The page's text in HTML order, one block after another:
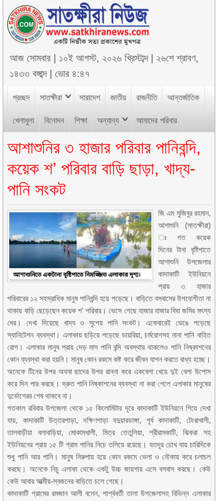
আজসোমবার ১০ই আগস্ট, ২০২৬ খ্রিস্টাব্দ| ২৬শে শ্রাবণ,
১৪৩৩ বঙ্গাব্দ|ভোর ৪:৪৭
প্রচ্ছদ সাতক্ষীরা সারাদেশ জাতীয় রাজনীতি আন্তর্জাতিক
খেলাধুলা বিনোদন শিক্ষা অন্যান্য আমাদের পরিবার
আশাশুনির ৩ হাজার পরিবার পানিবন্দি,
কয়েক শ’ পরিবার বাড়ি ছাড়া, খাদ্য-
পানি সংকট
জি এম মুজিবুর রহমান,
আশাশুনি (সাতক্ষীরা)
ঃ গত কয়েক
দিনের টানা বৃষ্টিপাতে
আশাশুনি উপজেলার
কাদাকাটি ইউনিয়নে
প্রায় ৩ হাজার
পরিবারের ১২ সহস্রাধিক মানুষ পানিবন্দি হয়ে পড়েছে। বাড়িতে বসবাসের উপযোগীতা না
থাকায় বাড়ি ছেড়েছেন কয়েক শ’ পরিবার। ভেসে গেছে হাজার হাজার বিঘা জমির মৎস্য
ঘের। দেখা দিয়েছে খাদ্য ও সুপেয় পানি সংকট। একেবারেই ভেঙে পড়েছে
স্যানিটেশন ব্যবস্থা। এলাকায় ছড়িয়ে পড়েছে ডায়রিয়া, চর্মরোগসহ নানা পানি বাহিত
রোগ। এলাকার মানুষ প্রায় দেড় মাস পানি বন্দি অবস্থায় থাকলেও পানি নিষ্কাশনের
কোন ব্যবস্থা করা হয়নি। মানুষ কোন রকমে কষ্ট করে জীবন যাপন করতে বাধ্য হচ্ছে।
অনেকে টিনের উপর অথবা ছাদের উপর রান্না করে একবেলা খেয়ে দুই বেলা উপোস
করে দিন পার করছে। দ্রুত পানি নিষ্কাশনের ব্যবস্থা না করা গেলে এলাকার মানুষের
দুর্ভোগেরর শেষ থাকবে না।
গতকাল রবিবার উপজেলা থেকে ১৫ কিলোমিটার দূরে কাদাকাটি ইউনিয়নে গিয়ে দেখা
যায়, কাদাকাটি উত্তরপাড়া, দক্ষিণপাড়া যদুয়ারডাঙ্গা, পূর্ব কাদাকাটি, টেংরাখালী,
তালবাড়ীয়া বলাবাড়িয়া, মোকামখালী, মিত্র তেতুলিয়া, শ্রীরামকাটি, ঝিকরা সহ
ইউনিয়নের প্রায় ১৫ টি গ্রাম পানির নিচে তলিয়ে রয়েছে। যতদূর চোখ যায় চারিদিকে
শুধু পানি আর পানি। মানুষ নিরুপায় হয়ে কোন রকমে ভেলা ও নৌকায় করে চলাচল
করছে। অনেকে নিচু এলাকা থেকে একটু উচ্চ জায়গায় এসে বসবাস করছে। কেউ
কেউ আবার আত্মীয়-স্বজনের বাড়িতে চলে গেছে।
কাদাকাটি গ্রামের রমজান আলী বলেন, পার্শ্ববর্তী তালা উপজেলাসহ বিভিন্ন এলাকার